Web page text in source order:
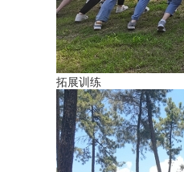
拓展训练